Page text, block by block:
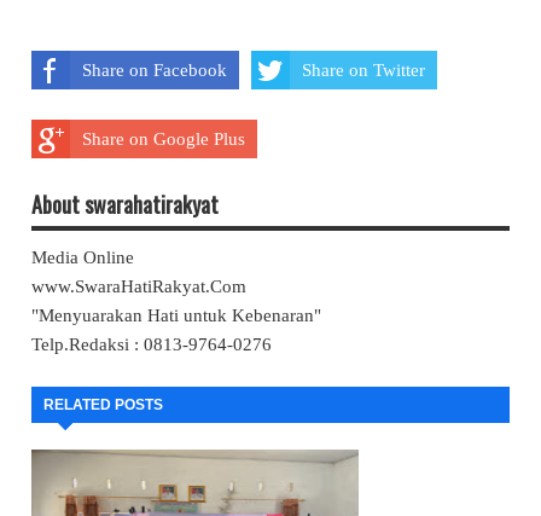
Share on Facebook Share on Twitter
Share on Google Plus
About swarahatirakyat
Media Online
www.SwaraHatiRakyat.Com
"Menyuarakan Hati untuk Kebenaran"
Telp.Redaksi : 0813-9764-0276
RELATED POSTS